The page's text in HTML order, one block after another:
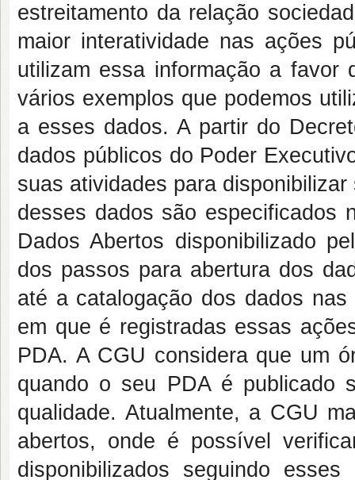
estreitamento da relação
maior interatividade nas ações
utilizam essa informação a
vários exemplos que podemos
a esses dados. A partir do
dados públicos do Poder
suas atividades para
desses dados são
Dados Abertos disponibilizado
dos passos para abertura dos
até a catalogação dos dados
em que é registradas essas
PDA. A CGU considera que um
quando o seu PDA é publicado
qualidade. Atualmente, a CGU
abertos, onde é possível
disponibilizados seguindo